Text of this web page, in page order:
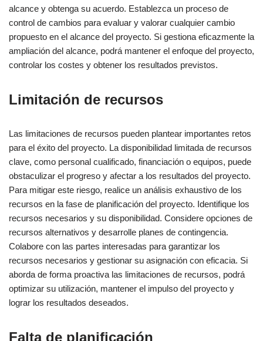
alcance y obtenga su acuerdo. Establezca un proceso de
control de cambios para evaluar y valorar cualquier cambio
propuesto en el alcance del proyecto. Si gestiona eficazmente la
ampliación del alcance, podrá mantener el enfoque del proyecto,
controlar los costes y obtener los resultados previstos.
Limitación de recursos
Las limitaciones de recursos pueden plantear importantes retos
para el éxito del proyecto. La disponibilidad limitada de recursos
clave, como personal cualificado, financiación o equipos, puede
obstaculizar el progreso y afectar a los resultados del proyecto.
Para mitigar este riesgo, realice un análisis exhaustivo de los
recursos en la fase de planificación del proyecto. Identifique los
recursos necesarios y su disponibilidad. Considere opciones de
recursos alternativos y desarrolle planes de contingencia.
Colabore con las partes interesadas para garantizar los
recursos necesarios y gestionar su asignación con eficacia. Si
aborda de forma proactiva las limitaciones de recursos, podrá
optimizar su utilización, mantener el impulso del proyecto y
lograr los resultados deseados.
Falta de planificación